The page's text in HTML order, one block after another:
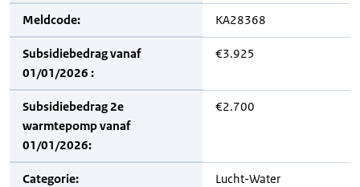
Meldcode: KA28368
Subsidiebedrag vanaf
01/01/2026 :
€3.925
Subsidiebedrag 2e
warmtepomp vanaf
01/01/2026:
€2.700
Categorie: Lucht-Water